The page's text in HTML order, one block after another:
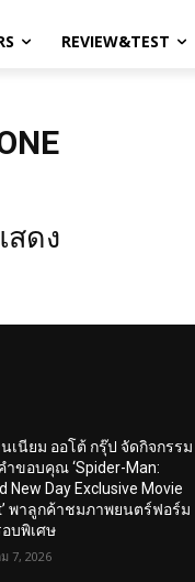
REVIEW&TEST
ดง
เนียม ออโต้ กรุ๊ป จัดกิจกรรม
ขอบคุณ ‘Spider-Man:
New Day Exclusive Movie
พาลูกค้าชมภาพยนตร์ฟอร์ม
บพิเศษ
7, 2026